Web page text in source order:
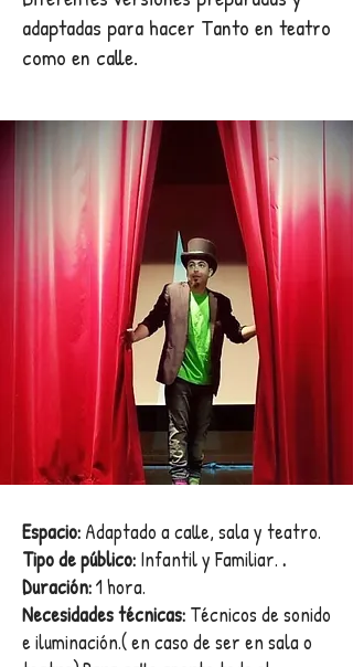
adaptadas para hacer Tanto en teatro
como en calle.
Espacio: Adaptado a calle, sala y teatro.
Tipo de público: Infantil y Familiar. .
Duración:1 hora.
Necesidades técnicas: Técnicos de sonido
e iluminación.( en caso de ser en sala o